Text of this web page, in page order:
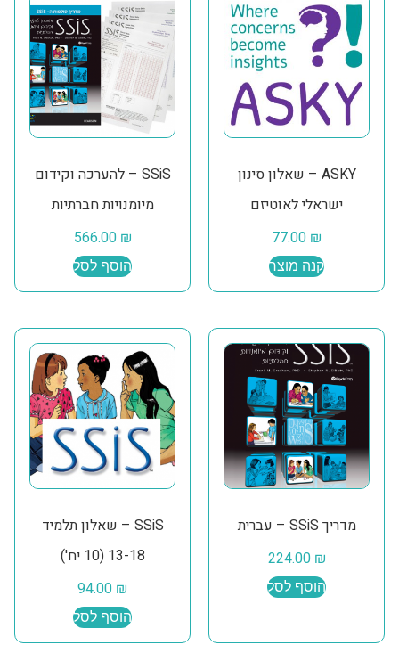
ASKY – שאלון סינון
ישראלי לאוטיזם
77.00 ₪
קנה מוצר
SSiS – להערכה וקידום
מיומנויות חברתיות
566.00 ₪
הוסף לסל
מדריך SSiS – עברית
224.00 ₪
הוסף לסל
SSiS – שאלון תלמיד
13-18 (10 יח')
94.00 ₪
הוסף לסל